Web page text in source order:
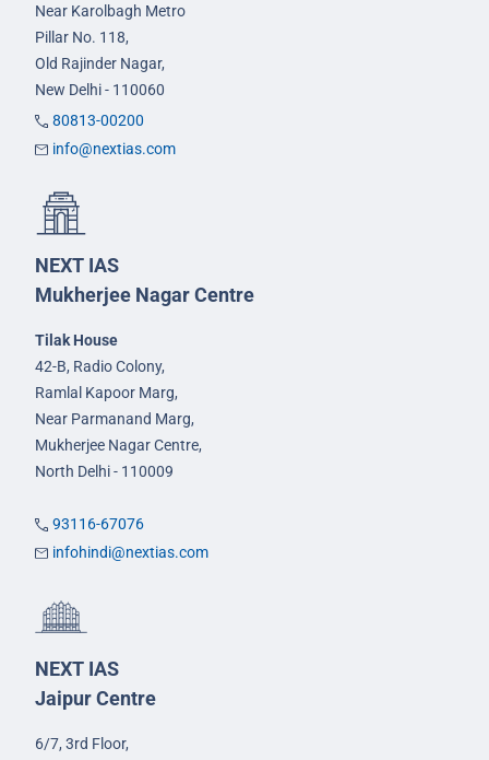
Near Karolbagh Metro
Pillar No. 118,
Old Rajinder Nagar,
New Delhi - 110060
80813-00200
info@nextias.com
NEXT IAS
Mukherjee Nagar Centre
Tilak House
42-B, Radio Colony,
Ramlal Kapoor Marg,
Near Parmanand Marg,
Mukherjee Nagar Centre,
North Delhi - 110009
93116-67076
infohindi@nextias.com
NEXT IAS
Jaipur Centre
6/7, 3rd Floor,